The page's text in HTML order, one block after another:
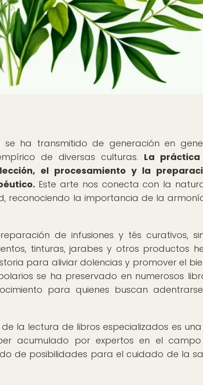
ha transmitido de generación en
de diversas culturas. La
el procesamiento y la
Este arte nos conecta con la
reconociendo la importancia de la
de infusiones y tés curativos,
tinturas, jarabes y otros productos
para aliviar dolencias y promover el
se ha preservado en numerosos
para quienes buscan
la lectura de libros especializados es
acumulado por expertos en el
de posibilidades para el cuidado de la